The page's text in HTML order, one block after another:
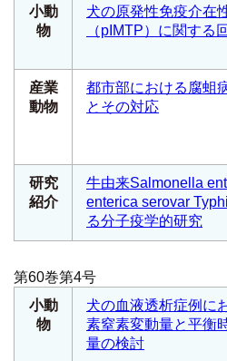
小動
物
犬の原発性免疫介在
（pIMTP）に関する
産業
動物
都市部における腐蛆
とその対応
研究
紹介
牛由来Salmonella
enterica serovar
る分子疫学的研究
第60巻第4号
小動
物
犬の血液透析症例に
素窒素変動量と平衡
量の検討